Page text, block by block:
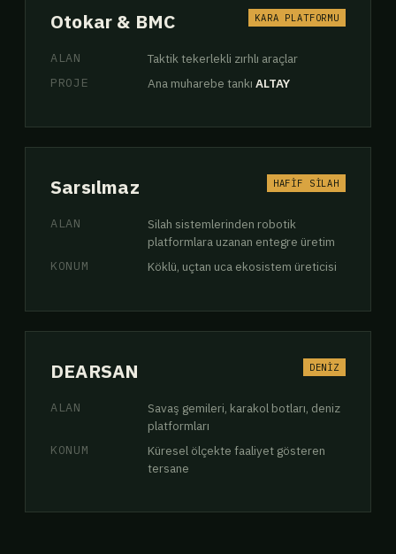
Otokar & BMC KARA PLATFORMU
ALAN
Taktik tekerlekli zırhlı araçlar
PROJE
Ana muharebe tankı ALTAY
Sarsılmaz HAFİF SİLAH
ALAN
Silah sistemlerinden robotik
platformlara uzanan entegre üretim
KONUM
Köklü, uçtan uca ekosistem üreticisi
DEARSAN DENİZ
ALAN
Savaş gemileri, karakol botları, deniz
platformları
KONUM
Küresel ölçekte faaliyet gösteren
tersane